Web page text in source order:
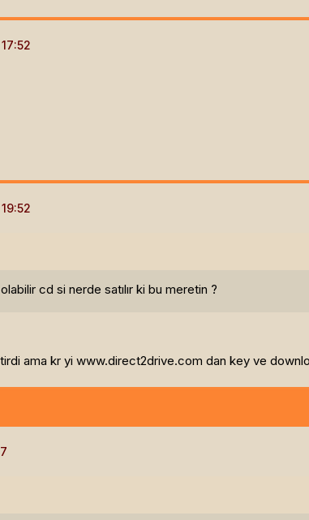
cd si nerde satılır ki bu meretin ?
ama kr yi www.direct2drive.com dan key ve